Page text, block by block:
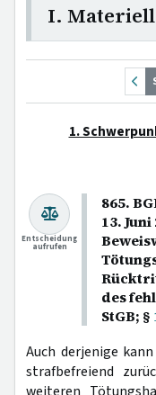
I.
1.
865.
13.
des
StGB; §
Entscheidung
aufrufen
Auch derjenige
strafbefreiend
weiteren